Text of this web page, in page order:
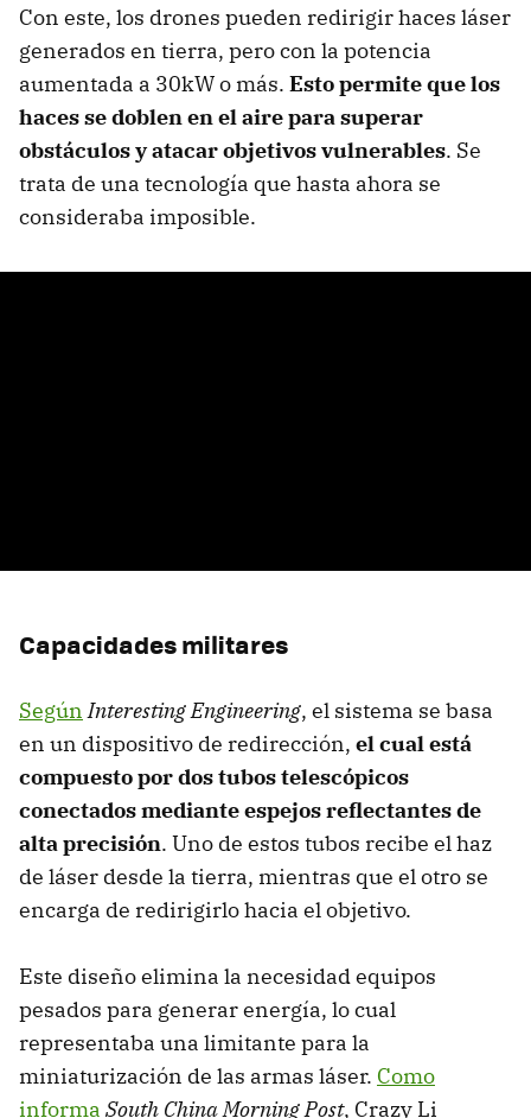
Con este, los drones pueden redirigir haces láser
generados en tierra, pero con la potencia
aumentada a 30kW o más. Esto permite que los
haces se doblen en el aire para superar
obstáculos y atacar objetivos vulnerables. Se
trata de una tecnología que hasta ahora se
consideraba imposible.
Capacidades militares
Según Interesting Engineering, el sistema se basa
en un dispositivo de redirección, el cual está
compuesto por dos tubos telescópicos
conectados mediante espejos reflectantes de
alta precisión. Uno de estos tubos recibe el haz
de láser desde la tierra, mientras que el otro se
encarga de redirigirlo hacia el objetivo.
Este diseño elimina la necesidad equipos
pesados para generar energía, lo cual
representaba una limitante para la
miniaturización de las armas láser. Como
informa South China Morning Post, Crazy Li